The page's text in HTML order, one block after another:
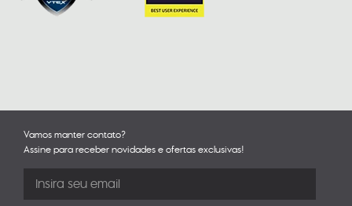
Vamos manter contato?
Assine para receber novidades e ofertas exclusivas!